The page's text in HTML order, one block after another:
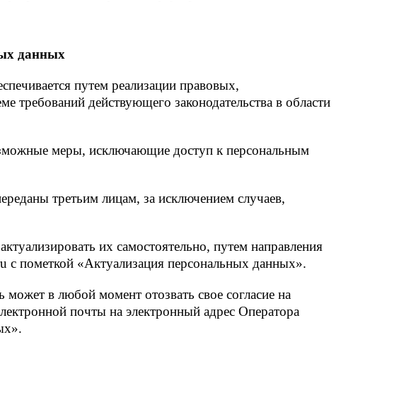
данных
путем реализации правовых,
действующего законодательства в области
меры, исключающие доступ к персональным
третьим лицам, за исключением случаев,
их самостоятельно, путем направления
с пометкой «Актуализация персональных данных».
в любой момент отозвать свое согласие на
почты на электронный адрес Оператора